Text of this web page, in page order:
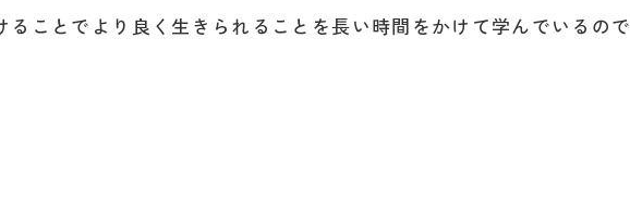
ことでより良く生きられることを長い時間をかけて学んでいるので